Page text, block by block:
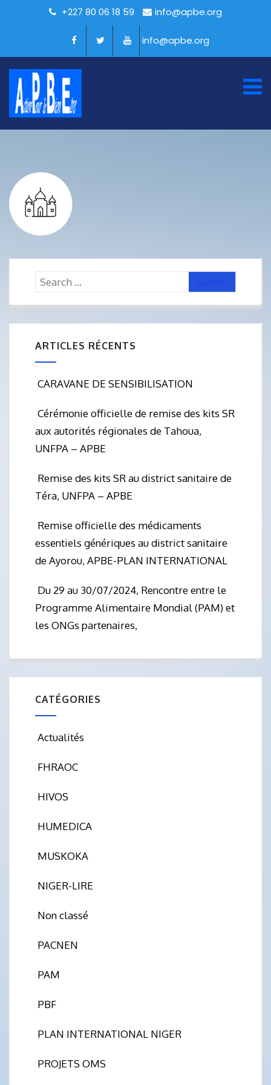
+227 80 06 18 59 info@apbe.org
info@apbe.org
ARTICLES RÉCENTS
CARAVANE DE SENSIBILISATION
Cérémonie officielle de remise des kits SR
aux autorités régionales de Tahoua,
UNFPA – APBE
Remise des kits SR au district sanitaire de
Téra, UNFPA – APBE
Remise officielle des médicaments
essentiels génériques au district sanitaire
de Ayorou, APBE-PLAN INTERNATIONAL
Du 29 au 30/07/2024, Rencontre entre le
Programme Alimentaire Mondial (PAM) et
les ONGs partenaires,
CATÉGORIES
Actualités
FHRAOC
HIVOS
HUMEDICA
MUSKOKA
NIGER-LIRE
Non classé
PACNEN
PAM
PBF
PLAN INTERNATIONAL NIGER
PROJETS OMS